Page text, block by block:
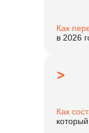
Как
в 2026
>
Как